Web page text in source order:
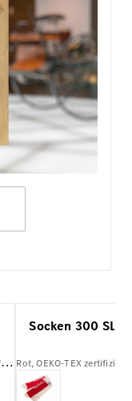
Blau, 1:38, Metall / Zinkdruckguss mit Kunststoffteilen
Socken 300 SL